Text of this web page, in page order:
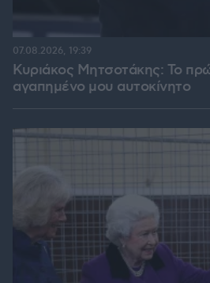
Κυριάκος Μητσοτάκης: Το
αγαπημένο μου αυτοκίνητο
07.08.2026, 19:39